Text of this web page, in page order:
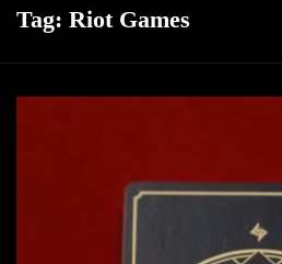
Tag: Riot Games